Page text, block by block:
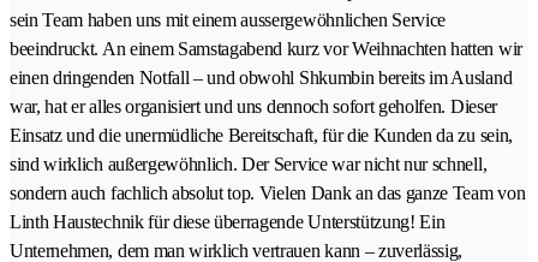
sein Team haben uns mit einem aussergewöhnlichen Service
beeindruckt. An einem Samstagabend kurz vor Weihnachten hatten wir
einen dringenden Notfall – und obwohl Shkumbin bereits im Ausland
war, hat er alles organisiert und uns dennoch sofort geholfen. Dieser
Einsatz und die unermüdliche Bereitschaft, für die Kunden da zu sein,
sind wirklich außergewöhnlich. Der Service war nicht nur schnell,
sondern auch fachlich absolut top. Vielen Dank an das ganze Team von
Linth Haustechnik für diese überragende Unterstützung! Ein
Unternehmen, dem man wirklich vertrauen kann – zuverlässig,